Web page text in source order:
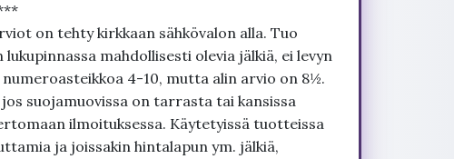
on tehty kirkkaan sähkövalon alla. Tuo
mahdollisesti olevia jälkiä, ei levyn
4-10, mutta alin arvio on 8½.
suojamuovissa on tarrasta tai kansissa
ilmoituksessa. Käytetyissä tuotteissa
ja joissakin hintalapun ym. jälkiä,